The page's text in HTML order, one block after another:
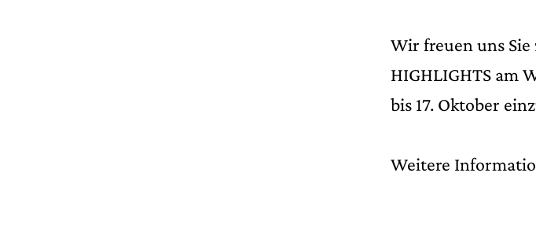
Salvia azurea &
Wir freuen uns Sie
HIGHLIGHTS am
bis 17. Oktober
Weitere